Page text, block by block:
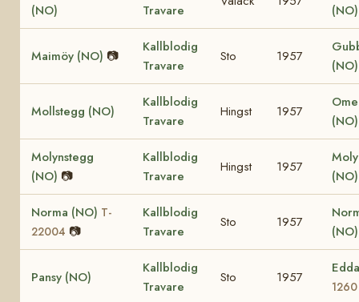
(NO)
Travare
Maimöy (NO) 📷
Kallblodig
Travare
Sto 1957
(NO)
Mollstegg (NO)
Kallblodig
Travare
Hingst 1957
(NO)
Molynstegg
(NO) 📷
Kallblodig
Travare
Hingst 1957
Norma (NO) T-
22004 📷
Kallblodig
Travare
Sto 1957
Pansy (NO)
Kallblodig
Travare
Sto 1957
1260